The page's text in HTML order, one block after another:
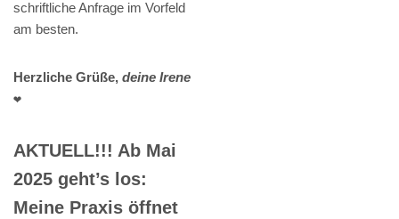
schriftliche Anfrage im Vorfeld
am besten.
Herzliche Grüße, deine Irene
❤️
AKTUELL!!! Ab Mai
2025 geht’s los:
Meine Praxis öffnet